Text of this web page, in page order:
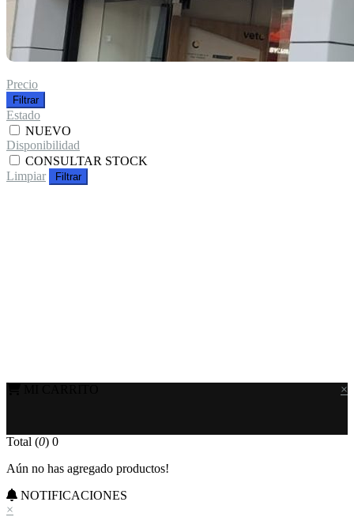
Precio
Filtrar
Estado
NUEVO
Disponibilidad
CONSULTAR STOCK
Limpiar
Filtrar
×
Total (0) 0
Aún no has agregado productos!
NOTIFICACIONES
×